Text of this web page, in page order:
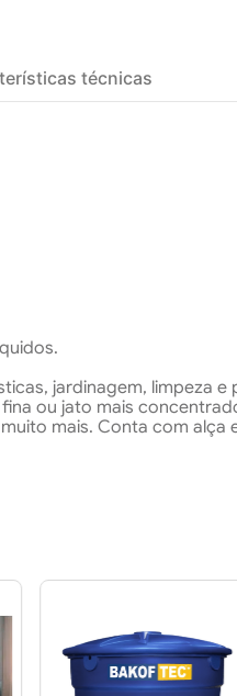
técnicas
jardinagem, limpeza
ou jato mais
mais. Conta com